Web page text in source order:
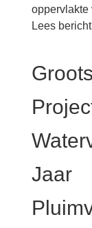
oppervlakte
Grootschalig
jaar
pluimvee
en
productie
project
Lees
Jaar